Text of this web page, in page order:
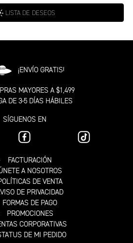
LISTA DE DESEOS
¡ENVÍO GRATIS!
MAYORES A $1,499
DE 3-5 DÍAS HÁBILES
SÍGUENOS EN
FACTURACIÓN
A NOSOTROS
DE VENTA
DE PRIVACIDAD
FORMAS DE PAGO
PROMOCIONES
CORPORATIVAS
DE MI PEDIDO